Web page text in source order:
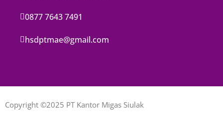
0877 7643 7491
hsdptmae@gmail.com
Copyright ©2025 PT Kantor Migas Siulak